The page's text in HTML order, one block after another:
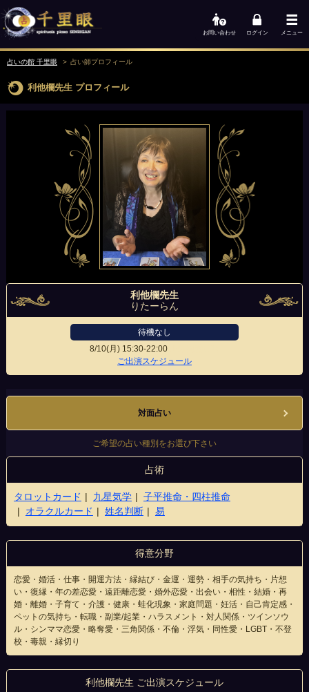
お問い合わせ ログイン メニュー
占いの館 千里眼 占い師プロフィール
利他欄先生 プロフィール
利他欄先生
りたーらん
待機なし
8/10(月) 15:30-22:00
ご出演スケジュール
対面占い
ご希望の占い種別をお選び下さい
占術
タロットカード 九星気学
子平推命・四柱推命
オラクルカード
姓名判断 易
得意分野
恋愛・婚活・仕事・開運方法・縁結び・金運・運勢・相手の気持ち・片想
い・復縁・年の差恋愛・遠距離恋愛・婚外恋愛・出会い・相性・結婚・再
婚・離婚・子育て・介護・健康・蛙化現象・家庭問題・妊活・自己肯定感・
ペットの気持ち・転職・副業/起業・ハラスメント・対人関係・ツインソウ
ル・シンママ恋愛・略奪愛・三角関係・不倫・浮気・同性愛・LGBT・不登
校・毒親・縁切り
利他欄先生 ご出演スケジュール